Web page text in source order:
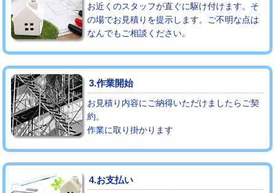
※給水管工事は20mmまでの価格です。
お近くのスタッフが直ぐに駆け付けます。そ
の場でお見積りを提示します。ご不明な点は
なんでもご相談ください。
3.作業開始
お見積り内容にご納得いただけましたらご契
約。
作業に取り掛かります
4.お支払い